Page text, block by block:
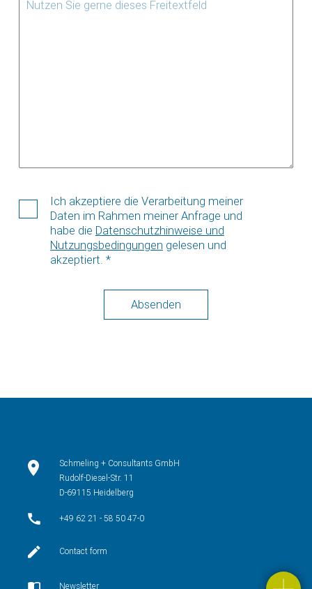
Ich akzeptiere die Verarbeitung meiner
Daten im Rahmen meiner Anfrage und
habe die Datenschutzhinweise und
Nutzungsbedingungen gelesen und
akzeptiert. *
Absenden
Schmeling + Consultants GmbH
Rudolf-Diesel-Str. 11
D-69115 Heidelberg
+49 62 21 - 58 50 47-0
Contact form
Newsletter